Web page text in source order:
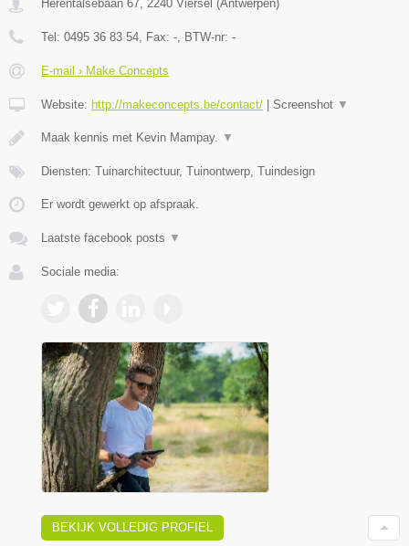
Herentalsebaan 67 2240 Viersel (Antwerpen)
Tel: 0495 36 83 54 , Fax: - , BTW-nr: -
E-mail › Make Concepts
Website: http://makeconcepts.be/contact/ | Screenshot ▼
Maak kennis met Kevin Mampay. ▼
Diensten: Tuinarchitectuur, Tuinontwerp, Tuindesign
Er wordt gewerkt op afspraak.
Laatste facebook posts ▼
Sociale media:
BEKIJK VOLLEDIG PROFIEL